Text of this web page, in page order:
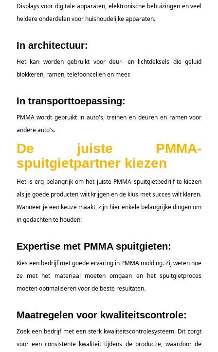
Displays voor digitale apparaten, elektronische behuizingen en veel
heldere onderdelen voor huishoudelijke apparaten.
In architectuur:
Het kan worden gebruikt voor deur- en lichtdeksels die geluid
blokkeren, ramen, telefooncellen en meer.
In transporttoepassing:
PMMA wordt gebruikt in auto's, treinen en deuren en ramen voor
andere auto's.
De juiste PMMA-
spuitgietpartner kiezen
Het is erg belangrijk om het juiste PMMA spuitgietbedrijf te kiezen
als je goede producten wilt krijgen en de klus met succes wilt klaren.
Wanneer je een keuze maakt, zijn hier enkele belangrijke dingen om
in gedachten te houden:
Expertise met PMMA spuitgieten:
Kies een bedrijf met goede ervaring in PMMA molding. Zij weten hoe
ze met het materiaal moeten omgaan en het spuitgietproces
moeten optimaliseren voor de beste resultaten.
Maatregelen voor kwaliteitscontrole:
Zoek een bedrijf met een sterk kwaliteitscontrolesysteem. Dit zorgt
voor een consistente kwaliteit tijdens de productie, waardoor de